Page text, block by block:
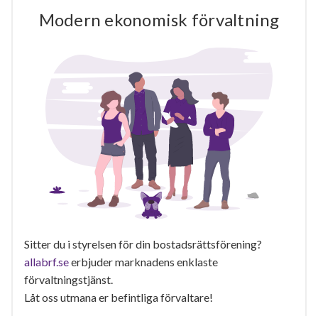
Modern ekonomisk förvaltning
Sitter du i styrelsen för din bostadsrättsförening?
allabrf.seerbjuder marknadens enklaste
förvaltningstjänst.
Låt oss utmana er befintliga förvaltare!